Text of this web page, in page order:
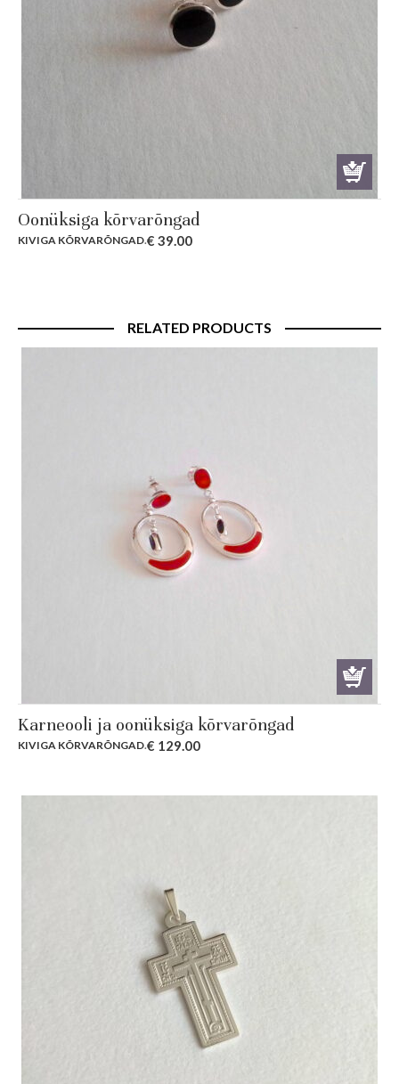
Oonüksiga kõrvarõngad
KIVIGA KÕRVARÕNGAD.€ 39.00
RELATED PRODUCTS
Karneooli ja oonüksiga kõrvarõngad
KIVIGA KÕRVARÕNGAD.€ 129.00